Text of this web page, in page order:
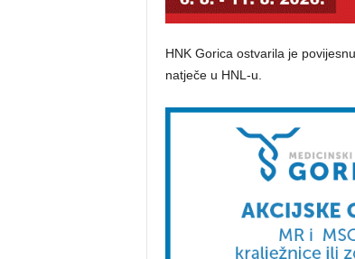
HNK Gorica ostvarila je
natječe u HNL-u.